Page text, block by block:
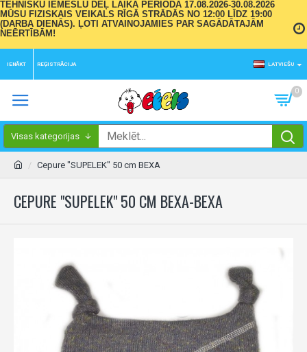
TEHNISKU IEMESLU DĒĻ LAIKA PERIODĀ 17.08.2026-30.08.2026
MŪSU FIZISKAIS VEIKALS RĪGĀ STRĀDĀS NO 12:00 LĪDZ 19:00
(DARBA DIENĀS). ĻOTI ATVAINOJAMIES PAR SAGĀDĀTAJĀM
NEĒRTĪBĀM!
IENĀKT REĢISTRĀCIJA LATVIEŠU
0
Visas kategorijas
Cepure "SUPELEK" 50 cm BEXA
CEPURE "SUPELEK" 50 CM BEXA-BEXA